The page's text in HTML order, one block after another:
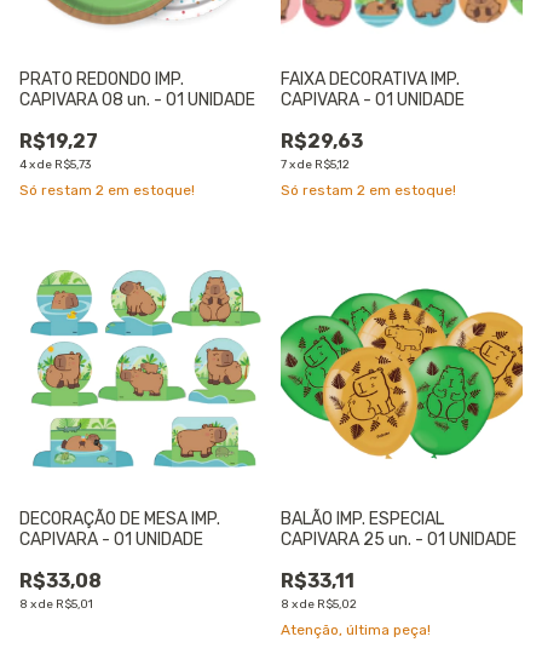
PRATO REDONDO IMP.
CAPIVARA 08 un. - 01 UNIDADE
R$19,27
4xde R$5,73
Só restam 2 em estoque!
FAIXA DECORATIVA IMP.
CAPIVARA - 01 UNIDADE
R$29,63
7xde R$5,12
Só restam 2 em estoque!
DECORAÇÃO DE MESA IMP.
CAPIVARA - 01 UNIDADE
R$33,08
8 xde R$5,01
BALÃO IMP. ESPECIAL
CAPIVARA 25 un. - 01 UNIDADE
R$33,11
8 xde R$5,02
Atenção, última peça!